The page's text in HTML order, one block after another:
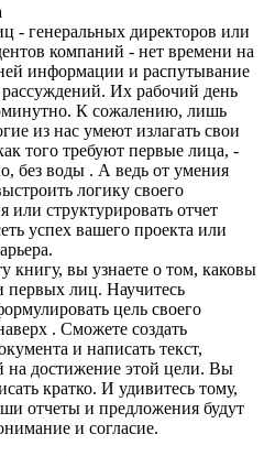
- генеральных директоров или
компаний - нет времени на
информации и распутывание
Их рабочий день
К сожалению, лишь
из нас умеют излагать свои
того требуют первые лица, -
без воды . А ведь от умения
логику своего
или структурировать отчет
успех вашего проекта или
книгу, вы узнаете о том, каковы
первых лиц. Научитесь
цель своего
. Сможете создать
и написать текст,
на достижение этой цели. Вы
кратко. И удивитесь тому,
отчеты и предложения будут
и согласие.